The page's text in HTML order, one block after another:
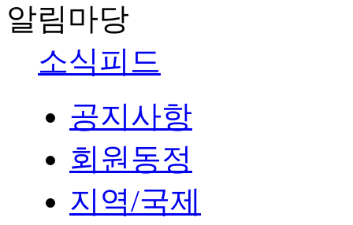
알림마당
소식피드
공지사항
회원동정
지역/국제